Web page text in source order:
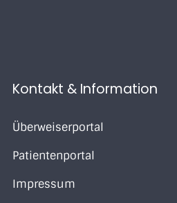
Kontakt & Information
Überweiserportal
Patientenportal
Impressum